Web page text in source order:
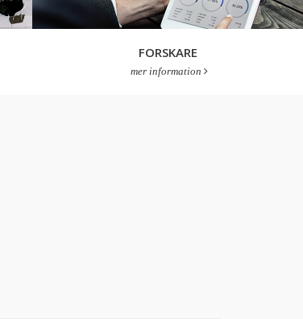
FORSKARE
mer information